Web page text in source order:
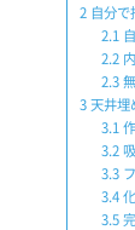
2 自分
2.1
2.2
2.3
3天井埋
3.1
3.2
3.3
3.4
3.5